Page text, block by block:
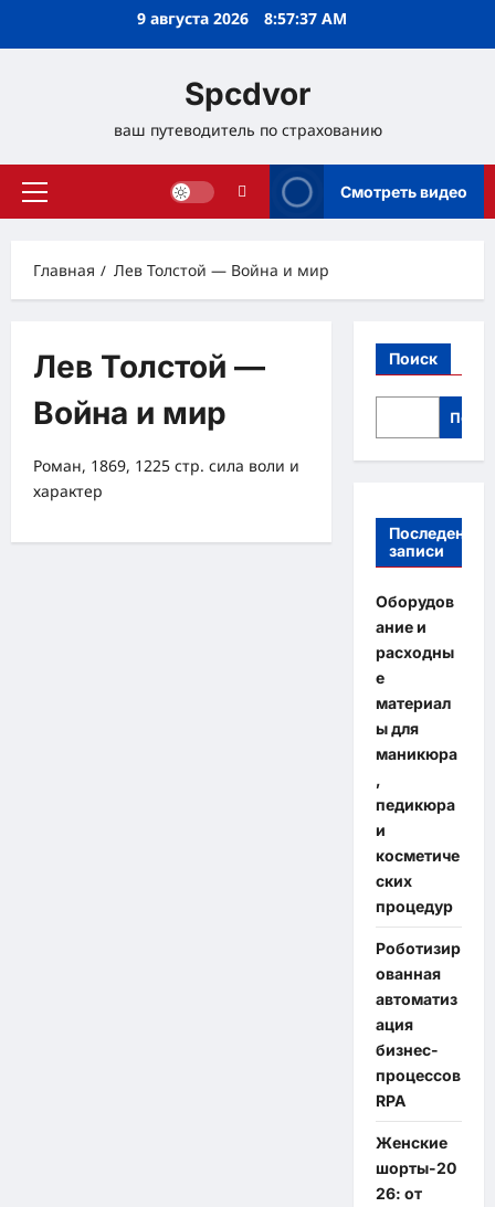
9 августа 2026 8:57:37 AM
Spcdvor
ваш путеводитель по страхованию
Основное
Смотреть видео
Главная Лев Толстой — Война и мир
Лев Толстой —
Война и мир
Роман, 1869, 1225 стр. сила воли и
характер
Поиск
Поиск
Последение
записи
Оборудов
ание и
расходны
е
материал
ы для
маникюра
,
педикюра
и
косметиче
ских
процедур
Роботизир
ованная
автоматиз
ация
бизнес-
процессов
RPA
Женские
шорты-20
26: от